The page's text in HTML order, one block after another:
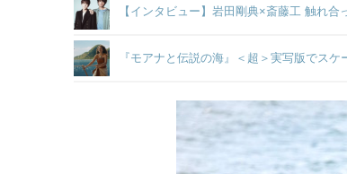
【インタビュー】岩田剛典×斎藤工 触れ合
『モアナと伝説の海』＜超＞実写版でス